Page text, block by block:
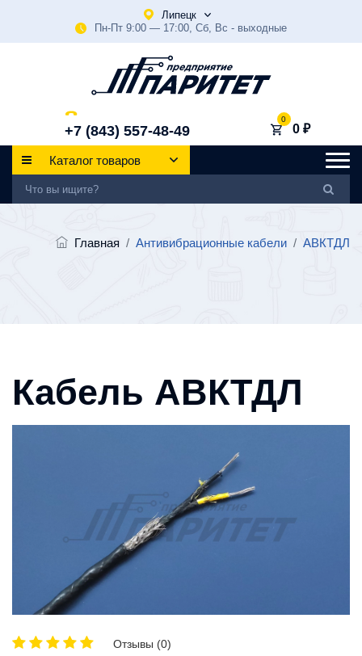
Липецк
Пн-Пт 9:00 — 17:00, Сб, Вс - выходные
+7 (843) 557-48-49
0
0 ₽
Каталог товаров
Главная / Антивибрационные кабели / АВКТДЛ
Кабель АВКТДЛ
Отзывы (0)